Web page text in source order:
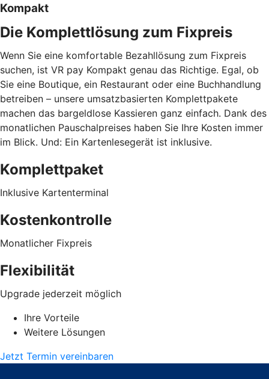
Kompakt
Die Komplettlösung zum Fixpreis
Wenn Sie eine komfortable Bezahllösung zum Fixpreis
suchen, ist VR pay Kompakt genau das Richtige. Egal, ob
Sie eine Boutique, ein Restaurant oder eine Buchhandlung
betreiben – unsere umsatzbasierten Komplettpakete
machen das bargeldlose Kassieren ganz einfach. Dank des
monatlichen Pauschalpreises haben Sie Ihre Kosten immer
im Blick. Und: Ein Kartenlesegerät ist inklusive.
Komplettpaket
Inklusive Kartenterminal
Kostenkontrolle
Monatlicher Fixpreis
Flexibilität
Upgrade jederzeit möglich
Ihre Vorteile
Weitere Lösungen
Jetzt Termin vereinbaren